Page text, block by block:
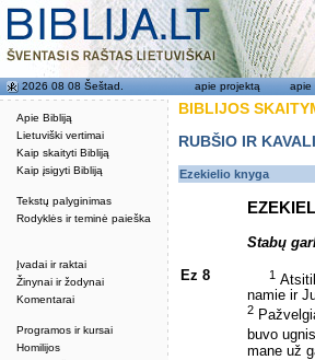
Apie Bibliją
Lietuviški vertimai
Kaip skaityti Bibliją
Kaip įsigyti Bibliją
Tekstų palyginimas
Rodyklės ir teminė paieška
Įvadai ir raktai
Žinynai ir žodynai
Komentarai
Programos ir kursai
Homilijos
2026 08 08 Šeštad. apie projektą apie
BIBLIJOS
RUBŠIO IR
Ezekielio knyga
Stabų
Ez 8 1
namie ir
2
buvo
mane už